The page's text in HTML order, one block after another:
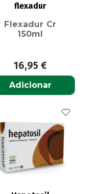
flexadur
Flexadur Cr
150ml
16,95 €
Adicionar